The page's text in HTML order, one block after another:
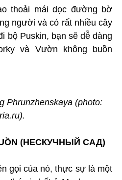
thoải mái dọc đường bờ
người và có rất nhiều cây
bộ Puskin, bạn sẽ dễ dàng
và Vườn không buồn
Phrunzhenskaya (photo:
ria.ru).
(НЕСКУЧНЫЙ САД)
gọi của nó, thực sự là một